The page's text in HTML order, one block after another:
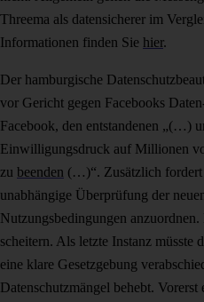
Threema als datensicherer im
Informationen finden Sie hier.
Der hamburgische
vor Gericht gegen Facebooks
Facebook, den entstandenen „(…)
Einwilligungsdruck auf Millionen
zu beenden (…)“. Zusätzlich fordert
unabhängige Überprüfung der
Nutzungsbedingungen
scheitern. Als letzte Instanz müsste
eine klare Gesetzgebung
Datenschutzmängel behebt.